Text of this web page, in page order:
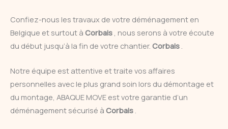
Confiez-nous les travaux de votre déménagement en
Belgique et surtout à Corbais , nous serons à votre écoute
du début jusqu’à la fin de votre chantier. Corbais
Notre équipe est attentive et traite vos affaires
personnelles avec le plus grand soin lors du démontage et
du montage, ABAQUE MOVE est votre garantie d’un
déménagement sécurisé à Corbais .